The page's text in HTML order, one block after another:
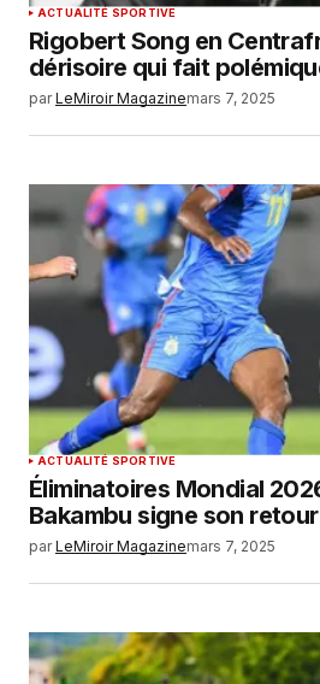
ACTUALITÉ SPORTIVE
Rigobert Song en
dérisoire qui fait
par LeMiroir Magazinemars 7, 2025
ACTUALITÉ SPORTIVE
Éliminatoires Mondial
Bakambu signe son
par LeMiroir Magazinemars 7, 2025